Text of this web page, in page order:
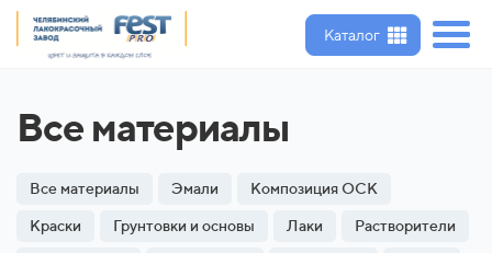
Каталог
Все материалы
Все материалы Эмали Композиция ОСК
Краски Грунтовки и основы Лаки Растворители